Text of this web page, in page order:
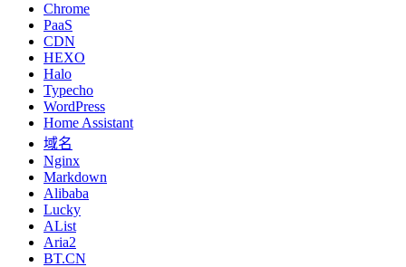
Chrome
PaaS
CDN
HEXO
Halo
Typecho
WordPress
Home Assistant
域名
Nginx
Markdown
Alibaba
Lucky
AList
Aria2
BT.CN